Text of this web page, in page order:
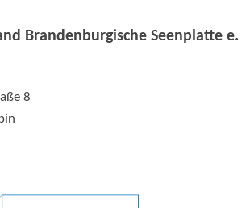
Brandenburgische Seenplatte e.
8